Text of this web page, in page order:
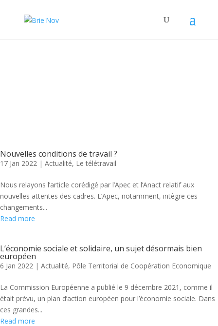
Nouvelles conditions de travail ?
17 Jan 2022 | Actualité, Le télétravail
Nous relayons l’article corédigé par l’Apec et l’Anact relatif aux
nouvelles attentes des cadres. L’Apec, notamment, intègre ces
changements...
Read more
L’économie sociale et solidaire, un sujet désormais bien
européen
6 Jan 2022 | Actualité, Pôle Territorial de Coopération Economique
La Commission Européenne a publié le 9 décembre 2021, comme il
était prévu, un plan d’action européen pour l’économie sociale. Dans
ces grandes...
Read more